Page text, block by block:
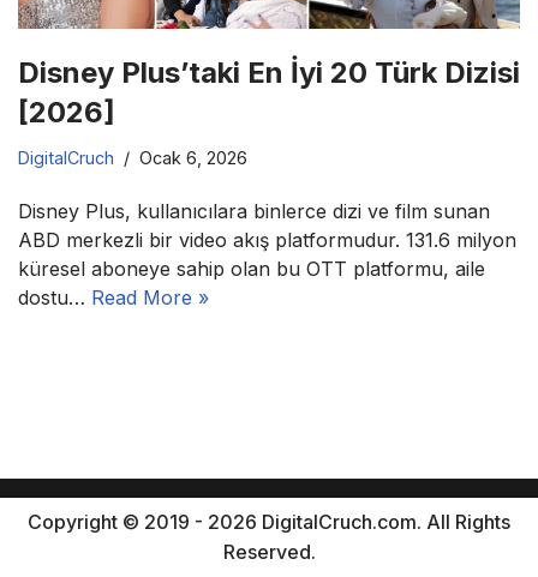
Disney Plus’taki En İyi 20 Türk Dizisi
[2026]
DigitalCruch Ocak 6, 2026
Disney Plus, kullanıcılara binlerce dizi ve film sunan
ABD merkezli bir video akış platformudur. 131.6 milyon
küresel aboneye sahip olan bu OTT platformu, aile
dostu… Read More »
Copyright © 2019 - 2026 DigitalCruch.com. All Rights
Reserved.